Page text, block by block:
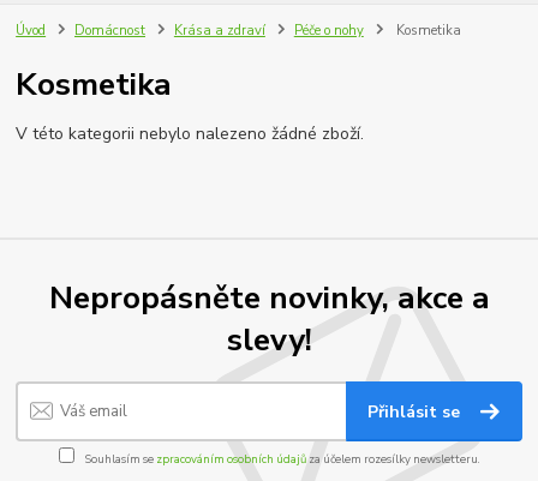
Úvod Domácnost Krása a zdraví Péče o nohy Kosmetika
Kosmetika
V této kategorii nebylo nalezeno žádné zboží.
Nepropásněte novinky, akce a
slevy!
Přihlásit se
Souhlasím se zpracováním osobních údajůza účelem rozesílky newsletteru.